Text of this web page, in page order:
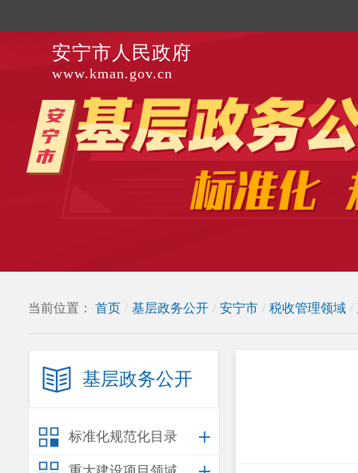
安宁市人民政府
www.kman.gov.cn
当前位置： 首页 / 基层政务公开 / 安宁市 / 税收管理领域 /
基层政务公开
标准化规范化目录